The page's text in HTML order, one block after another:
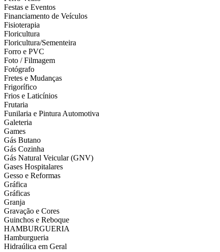
Festas e Eventos
Financiamento de Veículos
Fisioterapia
Floricultura
Floricultura/Sementeira
Forro e PVC
Foto / Filmagem
Fotógrafo
Fretes e Mudanças
Frigorífico
Frios e Laticínios
Frutaria
Funilaria e Pintura Automotiva
Galeteria
Games
Gás Butano
Gás Cozinha
Gás Natural Veicular (GNV)
Gases Hospitalares
Gesso e Reformas
Gráfica
Gráficas
Granja
Gravação e Cores
Guinchos e Reboque
HAMBURGUERIA
Hamburgueria
Hidraúlica em Geral